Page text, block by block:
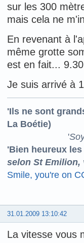
sur les 300
mais cela ne
En revenant à
même grotte
est en fait...
Je suis arrivé à
'Ils ne sont
La Boétie)
'
'Bien heureux
selon St Emilion,
Smile, you're on
31.01.2009 13:10:42
La vitesse vous